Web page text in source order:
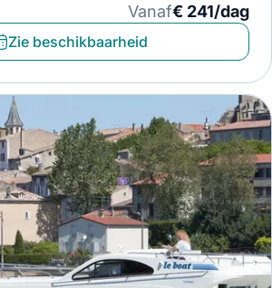
Vanaf€ 241/dag
Zie beschikbaarheid